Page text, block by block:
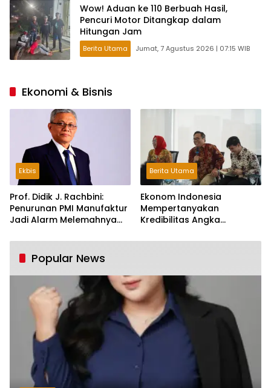
Wow! Aduan ke 110 Berbuah Hasil,
Pencuri Motor Ditangkap dalam
Hitungan Jam
Berita Utama Jumat, 7 Agustus 2026 | 07:15 WIB
Ekonomi & Bisnis
Ekbis
Prof. Didik J. Rachbini:
Penurunan PMI Manufaktur
Jadi Alarm Melemahnya
Berita Utama
Ekonom Indonesia
Mempertanyakan
Kredibilitas Angka
Tumbuh Tapi Rapuh
Popular News